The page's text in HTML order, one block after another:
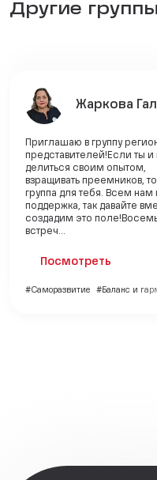
Другие
Жаркова
Приглашаю в группу
представителей!Если ты и
делиться своим опытом,
взращивать преемников, то
группа для тебя. Всем нам
поддержка, так давайте
создадим это
встреч...
Посмотреть
#Саморазвитие #Баланс и